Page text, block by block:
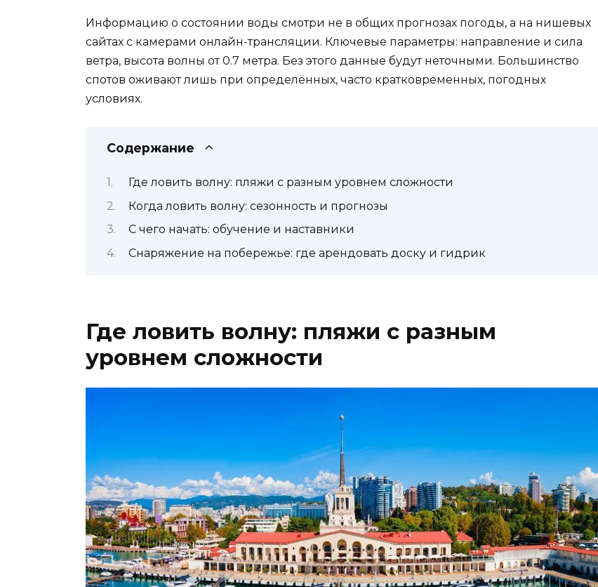
Информацию о состоянии воды смотри не в общих прогнозах погоды, а на нишевых
сайтах с камерами онлайн-трансляции. Ключевые параметры: направление и сила
ветра, высота волны от 0.7 метра. Без этого данные будут неточными. Большинство
спотов оживают лишь при определённых, часто кратковременных, погодных
условиях.
Содержание
Где ловить волну: пляжи с разным уровнем сложности
Когда ловить волну: сезонность и прогнозы
С чего начать: обучение и наставники
Снаряжение на побережье: где арендовать доску и гидрик
Где ловить волну: пляжи с разным
уровнем сложности